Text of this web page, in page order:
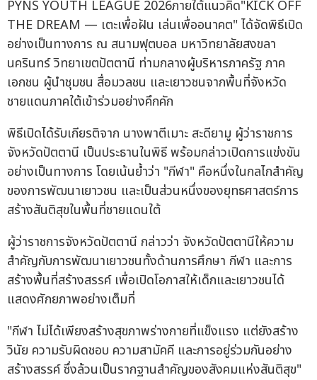
PYNS YOUTH LEAGUE 2026ภายใต้แนวคิด"KICK OFF
THE DREAM — เตะเพื่อฝัน เล่นเพื่ออนาคต" ได้จัดพิธีเปิด
อย่างเป็นทางการ ณ สนามฟุตบอล มหาวิทยาลัยสงขลา
นครินทร์ วิทยาเขตปัตตานี ท่ามกลางผู้บริหารภาครัฐ ภาค
เอกชน ผู้นำชุมชน สื่อมวลชน และเยาวชนจากพื้นที่จังหวัด
ชายแดนภาคใต้เข้าร่วมอย่างคึกคัก
พิธีเปิดได้รับเกียรติจาก นางพาตีเมาะ สะดียามู ผู้ว่าราชการ
จังหวัดปัตตานี เป็นประธานในพิธี พร้อมกล่าวเปิดการแข่งขัน
อย่างเป็นทางการ โดยเน้นย้ำว่า "กีฬา" คือหนึ่งในกลไกสำคัญ
ของการพัฒนาเยาวชน และเป็นส่วนหนึ่งของยุทธศาสตร์การ
สร้างสันติสุขในพื้นที่ชายแดนใต้
ผู้ว่าราชการจังหวัดปัตตานี กล่าวว่า จังหวัดปัตตานีให้ความ
สำคัญกับการพัฒนาเยาวชนทั้งด้านการศึกษา กีฬา และการ
สร้างพื้นที่สร้างสรรค์ เพื่อเปิดโอกาสให้เด็กและเยาวชนได้
แสดงศักยภาพอย่างเต็มที่
"กีฬา ไม่ได้เพียงสร้างสุขภาพร่างกายที่แข็งแรง แต่ยังสร้าง
วินัย ความรับผิดชอบ ความสามัคคี และการอยู่ร่วมกันอย่าง
สร้างสรรค์ ซึ่งล้วนเป็นรากฐานสำคัญของสังคมแห่งสันติสุข"